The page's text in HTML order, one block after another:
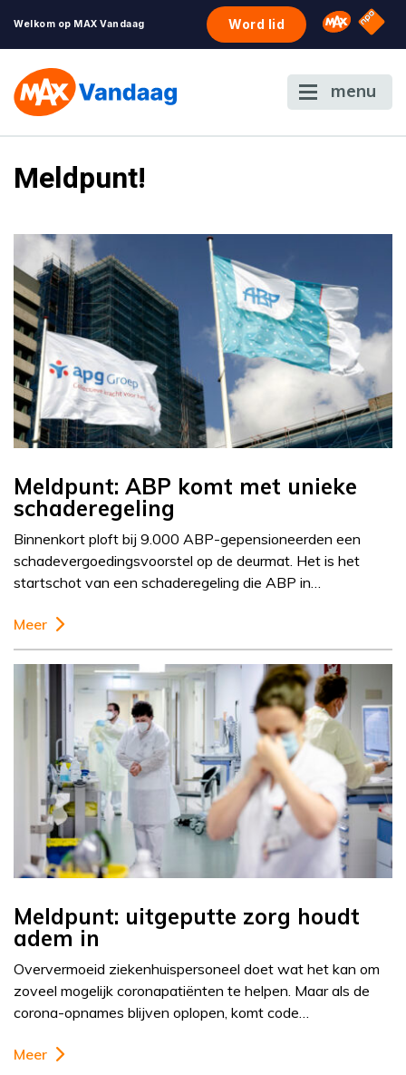
Welkom op MAX Vandaag Word lid Omroep
NPO
menu
Meldpunt!
Meldpunt: ABP komt met unieke
schaderegeling
Binnenkort ploft bij 9.000 ABP-gepensioneerden een
schadevergoedingsvoorstel op de deurmat. Het is het
startschot van een schaderegeling die ABP in…
Meer
Meldpunt: uitgeputte zorg houdt
adem in
Oververmoeid ziekenhuispersoneel doet wat het kan om
zoveel mogelijk coronapatiënten te helpen. Maar als de
corona-opnames blijven oplopen, komt code…
Meer